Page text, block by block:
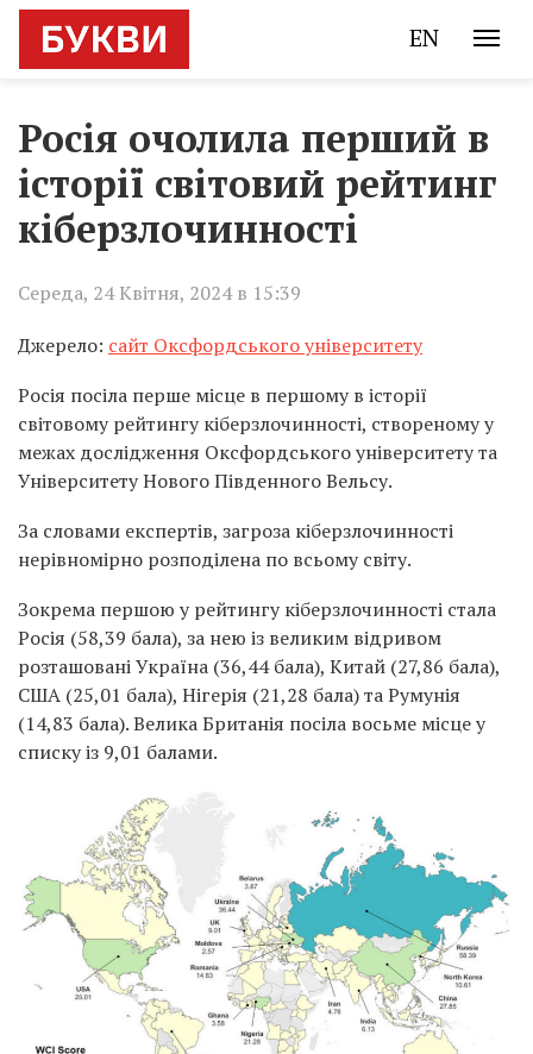
EN
Росія очолила перший в
історії світовий рейтинг
кіберзлочинності
Середа, 24 Квітня, 2024 в 15:39
Джерело: сайт Оксфордського університету
Росія посіла перше місце в першому в історії
світовому рейтингу кіберзлочинності, створеному у
межах дослідження Оксфордського університету та
Університету Нового Південного Вельсу.
За словами експертів, загроза кіберзлочинності
нерівномірно розподілена по всьому світу.
Зокрема першою у рейтингу кіберзлочинності стала
Росія (58,39 бала), за нею із великим відривом
розташовані Україна (36,44 бала), Китай (27,86 бала),
США (25,01 бала), Нігерія (21,28 бала) та Румунія
(14,83 бала). Велика Британія посіла восьме місце у
списку із 9,01 балами.